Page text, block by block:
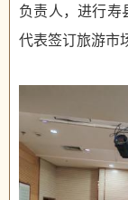
负责人，进行寿
代表签订旅游市